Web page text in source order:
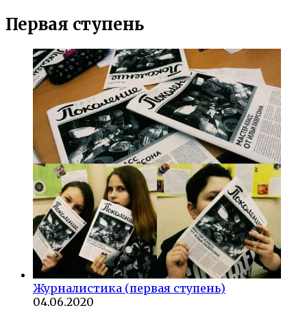
Первая ступень
Журналистика (первая ступень)
04.06.2020